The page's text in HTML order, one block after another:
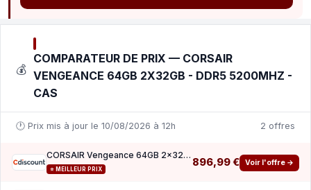
💰
COMPARATEUR DE PRIX — CORSAIR
VENGEANCE 64GB 2X32GB - DDR5 5200MHZ -
CAS
🕐 Prix mis à jour le 10/08/2026 à 12h 2 offres
CORSAIR Vengeance 64GB 2x32GB - DDR5 5200MHz - CAS40 - Black (CMK64GX5M2B5200C40)
⭐ MEILLEUR PRIX
896,99 € Voir l'offre →